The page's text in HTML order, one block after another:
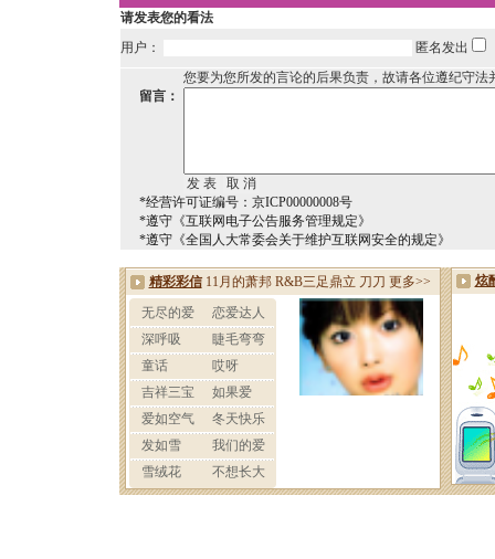
请发表您的看法
用户：
匿名发出
您要为您所发的言论的后果负责，故请各位遵纪守法
留言：
*经营许可证编号：京ICP00000008号
*遵守《互联网电子公告服务管理规定》
*遵守《全国人大常委会关于维护互联网安全的规定》